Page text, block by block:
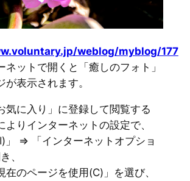
weblog/myblog/177
ットで開くと「癒しのフォト」
が表示されます。
に入り」に登録して閲覧する
よりインターネットの設定で、
」 ⇒ 「インターネットオプショ
、
在のページを使用(C)」を選び、